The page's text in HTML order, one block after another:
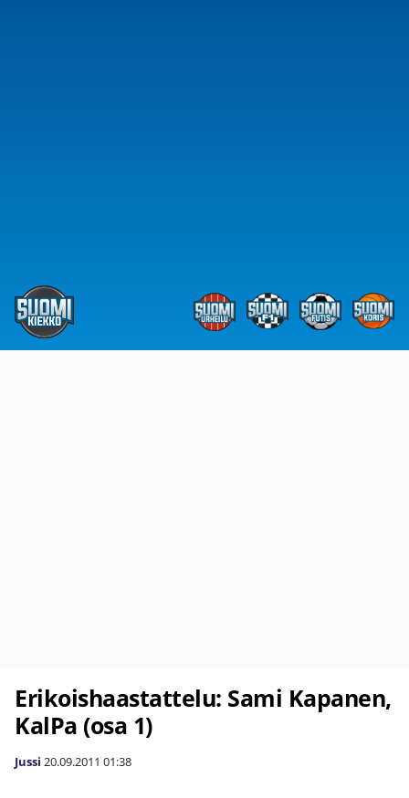
Erikoishaastattelu: Sami Kapanen,
KalPa (osa 1)
Jussi 20.09.2011 01:38